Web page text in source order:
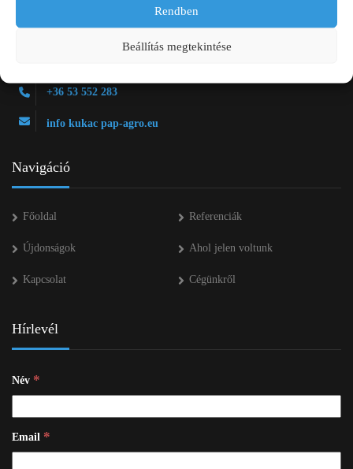
Rendben
Beállítás megtekintése
2750 Nagykőrös Alsójárás d. 1/a
+36 53 552 283
info kukac pap-agro.eu
Navigáció
Főoldal Referenciák
Újdonságok Ahol jelen voltunk
Kapcsolat Cégünkről
Hírlevél
Név *
Email *